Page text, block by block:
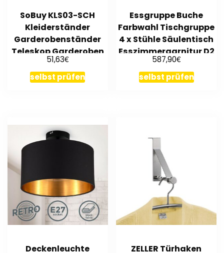
SoBuy KLS03-SCH
Kleiderständer
Garderobenständer
Teleskop Garderoben
System
51,63€
selbst prüfen
Essgruppe Buche
Farbwahl Tischgruppe
4 x Stühle Säulentisch
Esszimmergarnitur D2
587,90€
selbst prüfen
Deckenleuchte ZELLER Türhaken